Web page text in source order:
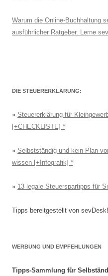
Warum die Online-Buchhaltung
ausführlicher Ratgeber. Lerne
DIE STEUERERKLÄRUNG:
» Steuererklärung für
[+CHECKLISTE]
» Selbstständig und kein Plan
wissen [+Infografik]
» 13 legale Steuerspartipps für
Tipps bereitgestellt von sevDesk!
WERBUNG UND EMPFEHLUNGEN
Tipps-Sammlung für